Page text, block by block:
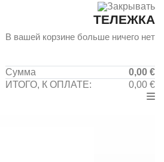
Закрывать
ТЕЛЕЖКА
В вашей корзине больше ничего нет
Сумма
0,00 €
ИТОГО, К ОПЛАТЕ:
0,00 €